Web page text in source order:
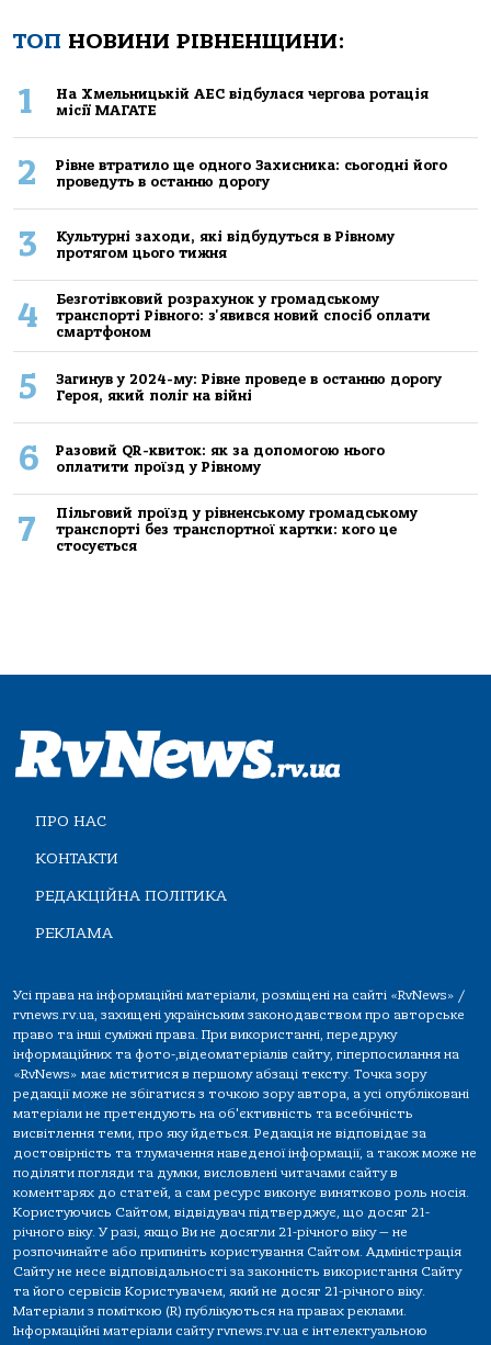
ТОП НОВИНИ РІВНЕНЩИНИ:
1
На Хмельницькій АЕС відбулася чергова ротація
місії МАГАТЕ
2
Рівне втратило ще одного Захисника: сьогодні його
проведуть в останню дорогу
3
Культурні заходи, які відбудуться в Рівному
протягом цього тижня
4
Безготівковий розрахунок у громадському
транспорті Рівного: з'явився новий спосіб оплати
смартфоном
5
Загинув у 2024-му: Рівне проведе в останню дорогу
Героя, який поліг на війні
6
Разовий QR-квиток: як за допомогою нього
оплатити проїзд у Рівному
7
Пільговий проїзд у рівненському громадському
транспорті без транспортної картки: кого це
стосується
ПРО НАС
КОНТАКТИ
РЕДАКЦІЙНА ПОЛІТИКА
РЕКЛАМА
Усі права на інформаційні матеріали, розміщені на сайті «RvNews» /
rvnews.rv.ua, захищені українським законодавством про авторське
право та інші суміжні права. При використанні, передруку
інформаційних та фото-,відеоматеріалів сайту, гіперпосилання на
«RvNews» має міститися в першому абзаці тексту. Точка зору
редакції може не збігатися з точкою зору автора, а усі опубліковані
матеріали не претендують на об'єктивність та всебічність
висвітлення теми, про яку йдеться. Редакція не відповідає за
достовірність та тлумачення наведеної інформації, а також може не
поділяти погляди та думки, висловлені читачами сайту в
коментарях до статей, а сам ресурс виконує винятково роль носія.
Користуючись Сайтом, відвідувач підтверджує, що досяг 21-
річного віку. У разі, якщо Ви не досягли 21-річного віку — не
розпочинайте або припиніть користування Сайтом. Адміністрація
Сайту не несе відповідальності за законність використання Сайту
та його сервісів Користувачем, який не досяг 21-річного віку.
Матеріали з поміткою (R) публікуються на правах реклами.
Інформаційні матеріали сайту rvnews.rv.ua є інтелектуальною